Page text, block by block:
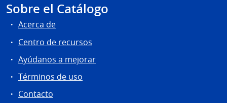
Sobre el Catálogo
Acerca de
Centro de recursos
Ayúdanos a mejorar
Términos de uso
Contacto